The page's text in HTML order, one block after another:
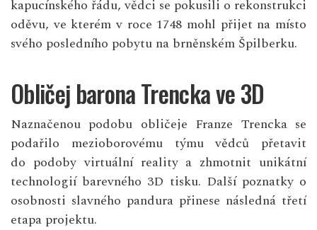
kapucínského řádu, vědci se pokusili o rekonstrukci
oděvu, ve kterém v roce 1748 mohl přijet na místo
svého posledního pobytu na brněnském Špilberku.
Obličej barona Trencka ve 3D
Naznačenou podobu obličeje Franze Trencka se
podařilo mezioborovému týmu vědců přetavit
do podoby virtuální reality a zhmotnit unikátní
technologií barevného 3D tisku. Další poznatky o
osobnosti slavného pandura přinese následná třetí
etapa projektu.